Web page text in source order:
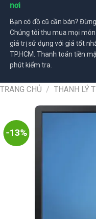
nơi
Bạn có đồ cũ cần bán?
Chúng tôi thu mua mọi
giá trị sử dụng với giá tốt
TP.HCM. Thanh toán tiền
phút kiểm tra.
TRANG CHỦ / THANH LÝ
-13%